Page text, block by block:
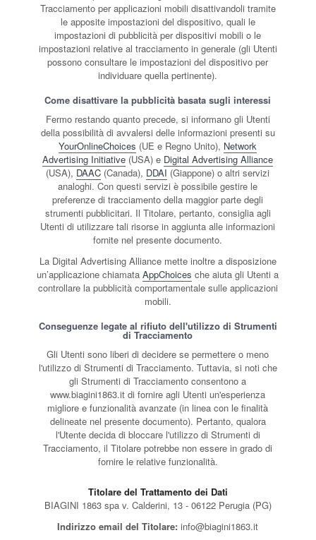
Tracciamento per applicazioni mobili disattivandoli tramite
le apposite impostazioni del dispositivo, quali le
impostazioni di pubblicità per dispositivi mobili o le
impostazioni relative al tracciamento in generale (gli Utenti
possono consultare le impostazioni del dispositivo per
individuare quella pertinente).
Come disattivare la pubblicità basata sugli interessi
Fermo restando quanto precede, si informano gli Utenti
della possibilità di avvalersi delle informazioni presenti su
YourOnlineChoices (UE e Regno Unito), Network
Advertising Initiative (USA) e Digital Advertising Alliance
(USA), DAAC (Canada), DDAI (Giappone) o altri servizi
analoghi. Con questi servizi è possibile gestire le
preferenze di tracciamento della maggior parte degli
strumenti pubblicitari. Il Titolare, pertanto, consiglia agli
Utenti di utilizzare tali risorse in aggiunta alle informazioni
fornite nel presente documento.
La Digital Advertising Alliance mette inoltre a disposizione
un’applicazione chiamataAppChoices che aiuta gli Utenti a
controllare la pubblicità comportamentale sulle applicazioni
mobili.
Conseguenze legate al rifiuto dell'utilizzo di Strumenti
di Tracciamento
Gli Utenti sono liberi di decidere se permettere o meno
l'utilizzo di Strumenti di Tracciamento. Tuttavia, si noti che
gli Strumenti di Tracciamento consentono a
www.biagini1863.it di fornire agli Utenti un'esperienza
migliore e funzionalità avanzate (in linea con le finalità
delineate nel presente documento). Pertanto, qualora
l'Utente decida di bloccare l'utilizzo di Strumenti di
Tracciamento, il Titolare potrebbe non essere in grado di
fornire le relative funzionalità.
Titolare del Trattamento dei Dati
BIAGINI 1863 spa v. Calderini, 13 - 06122 Perugia (PG)
Indirizzo email del Titolare: info@biagini1863.it